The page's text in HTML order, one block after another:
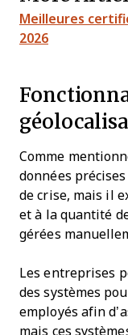
Meilleures
2026
Comme
données
de crise, mais il
et à la quantité
gérées
Les entreprises
des systèmes
employés afin
mais ces